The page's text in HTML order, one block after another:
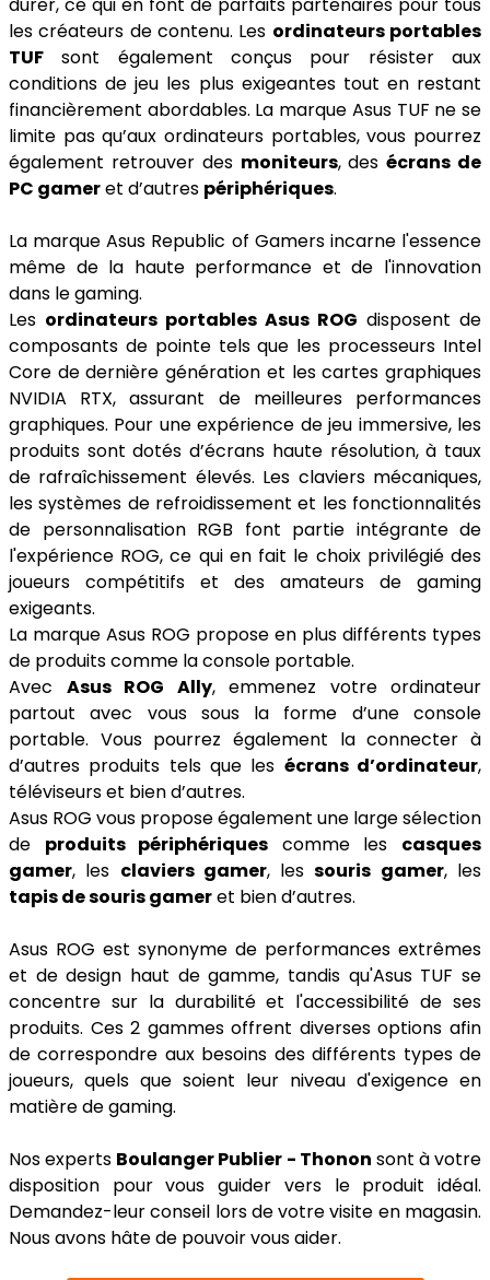
les créateurs de contenu. Les ordinateurs portables
TUF sont également conçus pour résister aux
conditions de jeu les plus exigeantes tout en restant
financièrement abordables. La marque Asus TUF ne se
limite pas qu’aux ordinateurs portables, vous pourrez
également retrouver des moniteurs, desécrans de
PC gameret d’autres périphériques.
La marque Asus Republic of Gamers incarne l'essence
même de la haute performance et de l'innovation
dans le gaming.
Les ordinateurs portables Asus ROG disposent de
composants de pointe tels que les processeurs Intel
Core de dernière génération et les cartes graphiques
NVIDIA RTX, assurant de meilleures performances
graphiques. Pour une expérience de jeu immersive, les
produits sont dotés d’écrans haute résolution, à taux
de rafraîchissement élevés. Les claviers mécaniques,
les systèmes de refroidissement et les fonctionnalités
de personnalisation RGB font partie intégrante de
l'expérience ROG, ce qui en fait le choix privilégié des
joueurs compétitifs et des amateurs de gaming
exigeants.
La marque Asus ROG propose en plus différents types
de produits comme la console portable.
Avec Asus ROG Ally, emmenez votre ordinateur
partout avec vous sous la forme d’une console
portable. Vous pourrez également la connecter à
d’autres produits tels que les écrans d’ordinateur,
téléviseurs et bien d’autres.
Asus ROG vous propose également une large sélection
de produits périphériques comme les casques
gamer, les claviers gamer, lessouris gamer, les
tapis de souris gameret bien d’autres.
Asus ROG est synonyme de performances extrêmes
et de design haut de gamme, tandis qu'Asus TUF se
concentre sur la durabilité et l'accessibilité de ses
produits. Ces 2 gammes offrent diverses options afin
de correspondre aux besoins des différents types de
joueurs, quels que soient leur niveau d'exigence en
matière de gaming.
Nos experts Boulanger Publier - Thonon sont à votre
disposition pour vous guider vers le produit idéal.
Demandez-leur conseil lors de votre visite en magasin.
Nous avons hâte de pouvoir vous aider.